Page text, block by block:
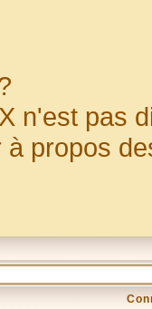
n'est pas
propos